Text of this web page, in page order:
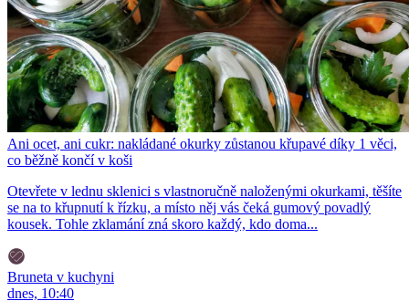
Ani ocet, ani cukr: nakládané okurky zůstanou křupavé díky 1 věci,
co běžně končí v koši
Otevřete v lednu sklenici s vlastnoručně naloženými okurkami, těšíte
se na to křupnutí k řízku, a místo něj vás čeká gumový povadlý
kousek. Tohle zklamání zná skoro každý, kdo doma...
Bruneta v kuchyni
dnes, 10:40